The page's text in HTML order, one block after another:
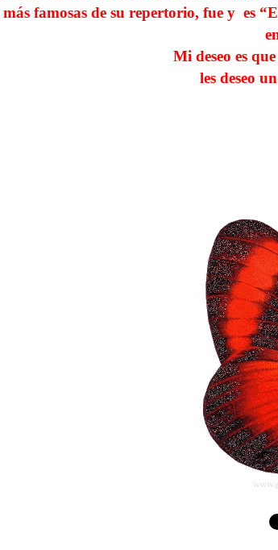
más famosas de su repertorio, fue y es
Mi deseo es
les deseo